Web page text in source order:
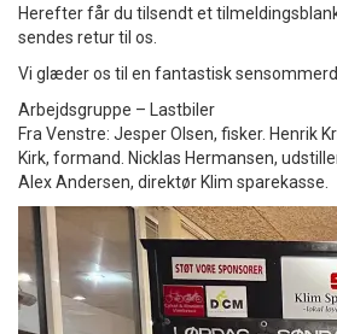
Herefter får du tilsendt et
sendes retur til os.
Vi glæder os til en fantastisk
Arbejdsgruppe – Lastbiler
Fra Venstre: Jesper Olsen, fisker. Henrik
Kirk, formand. Nicklas Hermansen,
Alex Andersen, direktør Klim sparekasse.